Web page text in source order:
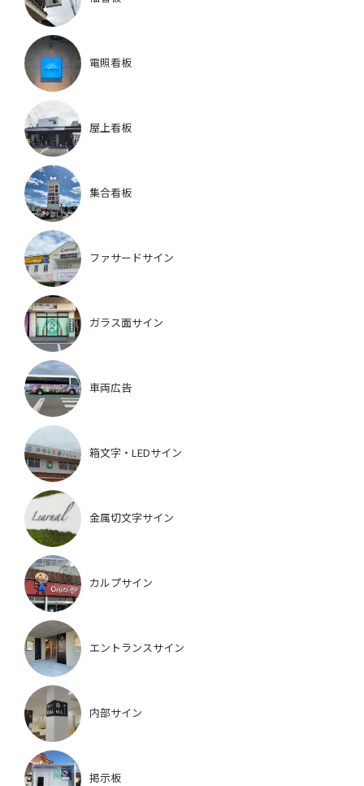
電照看板
屋上看板
集合看板
ファサードサイン
ガラス面サイン
車両広告
箱文字・LEDサイン
金属切文字サイン
カルプサイン
エントランスサイン
内部サイン
掲示板